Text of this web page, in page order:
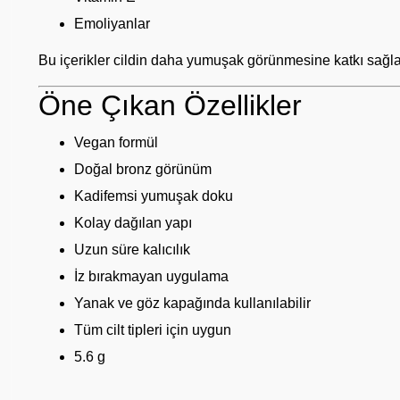
Emoliyanlar
Bu içerikler cildin daha yumuşak görünmesine katkı
Öne Çıkan Özellikler
Vegan formül
Doğal bronz görünüm
Kadifemsi yumuşak doku
Kolay dağılan yapı
Uzun süre kalıcılık
İz bırakmayan uygulama
Yanak ve göz kapağında kullanılabilir
Tüm cilt tipleri için uygun
5.6 g